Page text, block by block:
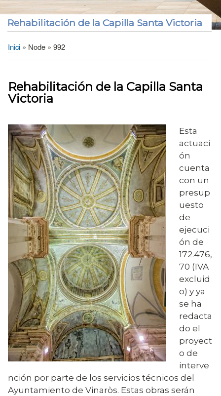
Noticies
Rehabilitación de la Capilla Santa Victoria
Fil
Inici Node 992
Rehabilitación de la Capilla Santa
Victoria
Esta
actuaci
ón
cuenta
con un
presup
uesto
de
ejecuci
ón de
172.476,
70 (IVA
excluid
o) y ya
se ha
redacta
do el
proyect
o de
interve
nción por parte de los servicios técnicos del
Ayuntamiento de Vinaròs. Estas obras serán